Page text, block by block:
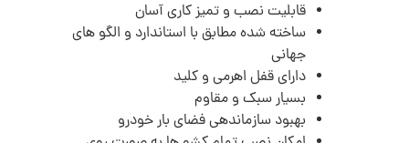
قابلیت نصب و تمیز کاری آسان
ساخته شده مطابق با استاندارد و الگو های
جهانی
دارای قفل اهرمی و کلید
بسیار سبک و مقاوم
بهبود سازماندهی فضای بار خودرو